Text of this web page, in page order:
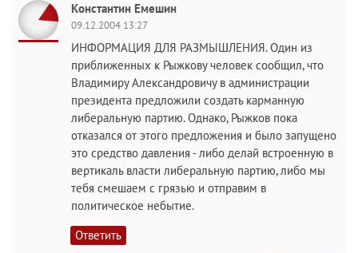
Константин Емешин
09.12.2004 13:27
ИНФОРМАЦИЯ ДЛЯ РАЗМЫШЛЕНИЯ. Один из
приближенных к Рыжкову человек сообщил, что
Владимиру Александровичу в администрации
президента предложили создать карманную
либеральную партию. Однако, Рыжков пока
отказался от этого предложения и было запущено
это средство давления - либо делай встроенную в
вертикаль власти либеральную партию, либо мы
тебя смешаем с грязью и отправим в
политическое небытие.
Ответить